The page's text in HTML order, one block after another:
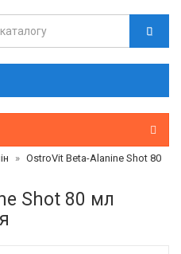
OstroVit Beta-Alanine Shot 80
Shot 80 мл